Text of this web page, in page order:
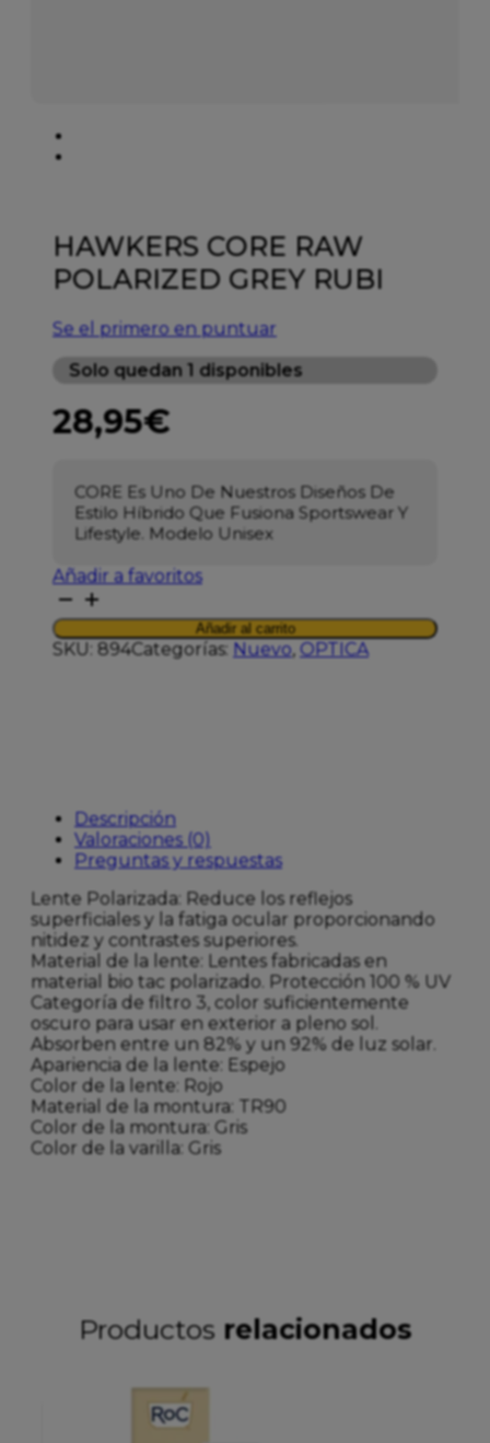
HAWKERS CORE RAW
POLARIZED GREY RUBI
Se el primero en puntuar
Solo quedan 1 disponibles
28,95€
CORE Es Uno De Nuestros Diseños De
Estilo Híbrido Que Fusiona Sportswear Y
Lifestyle. Modelo Unisex
Añadir a favoritos
HAWKERS
CORE
RAW
POLARIZED
Añadir al carrito
SKU: 894Categorías: Nuevo, OPTICA
Descripción
Valoraciones (0)
Preguntas y respuestas
Lente Polarizada: Reduce los reflejos
superficiales y la fatiga ocular proporcionando
nitidez y contrastes superiores.
Material de la lente: Lentes fabricadas en
material bio tac polarizado. Protección 100 % UV
Categoría de filtro 3, color suficientemente
oscuro para usar en exterior a pleno sol.
Absorben entre un 82% y un 92% de luz solar.
Apariencia de la lente: Espejo
Color de la lente: Rojo
Material de la montura: TR90
Color de la montura: Gris
Color de la varilla: Gris
Productos relacionados